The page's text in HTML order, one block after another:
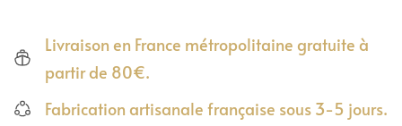
Livraison en France métropolitaine gratuite à
partir de 80€.
Fabrication artisanale française sous 3-5 jours.